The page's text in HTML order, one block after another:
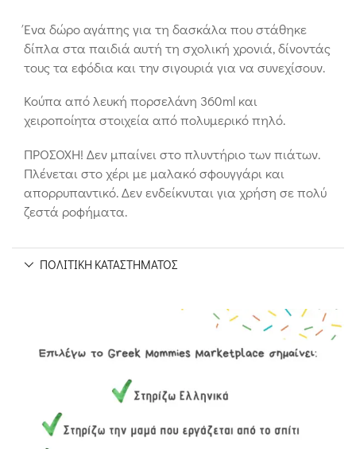
Ένα δώρο αγάπης για τη δασκάλα που στάθηκε
δίπλα στα παιδιά αυτή τη σχολική χρονιά, δίνοντάς
τους τα εφόδια και την σιγουριά για να συνεχίσουν.
Κούπα από λευκή πορσελάνη 360ml και
χειροποίητα στοιχεία από πολυμερικό πηλό.
ΠΡΟΣΟΧΗ! Δεν μπαίνει στο πλυντήριο των πιάτων.
Πλένεται στο χέρι με μαλακό σφουγγάρι και
απορρυπαντικό. Δεν ενδείκνυται για χρήση σε πολύ
ζεστά ροφήματα.
ΠΟΛΙΤΙΚΉ ΚΑΤΑΣΤΉΜΑΤΟΣ